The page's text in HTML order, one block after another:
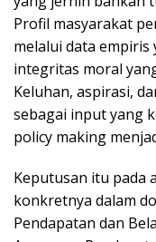
Profil masyarakat
melalui data empiris
integritas moral
Keluhan, aspirasi,
sebagai input yang
policy making
Keputusan itu pada
konkretnya dalam
Pendapatan dan